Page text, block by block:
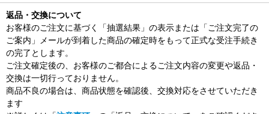
返品・交換について
お客様のご注文に基づく「抽選結果」の表示または「ご注文完了の
ご案内」メールが到着した商品の確定時をもって正式な受注手続き
の完了とします。
ご注文確定後の、お客様のご都合によるご注文内容の変更や返品・
交換は一切行っておりません。
商品不良の場合は、商品状態を確認後、交換対応をさせていただき
ます